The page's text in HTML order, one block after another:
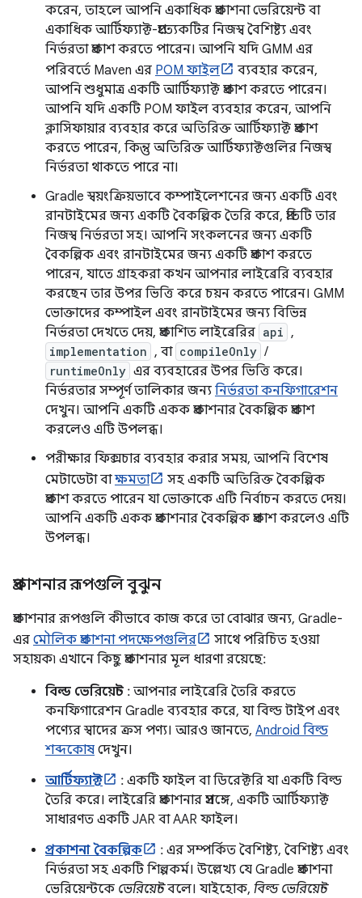
করেন, তাহলে আপনি একাধিক প্রকাশনা ভেরিয়েন্ট বা
একাধিক আর্টিফ্যাক্ট-প্রত্যেকটির নিজস্ব বৈশিষ্ট্য এবং
নির্ভরতা প্রকাশ করতে পারেন। আপনি যদি GMM এর
পরিবর্তে Maven এর POM ফাইল
ব্যবহার করেন,
আপনি শুধুমাত্র একটি আর্টিফ্যাক্ট প্রকাশ করতে পারেন।
আপনি যদি একটি POM ফাইল ব্যবহার করেন, আপনি
ক্লাসিফায়ার ব্যবহার করে অতিরিক্ত আর্টিফ্যাক্ট প্রকাশ
করতে পারেন, কিন্তু অতিরিক্ত আর্টিফ্যাক্টগুলির নিজস্ব
নির্ভরতা থাকতে পারে না।
Gradle স্বয়ংক্রিয়ভাবে কম্পাইলেশনের জন্য একটি এবং
রানটাইমের জন্য একটি বৈকল্পিক তৈরি করে, প্রতিটি তার
নিজস্ব নির্ভরতা সহ। আপনি সংকলনের জন্য একটি
বৈকল্পিক এবং রানটাইমের জন্য একটি প্রকাশ করতে
পারেন, যাতে গ্রাহকরা কখন আপনার লাইব্রেরি ব্যবহার
করছেন তার উপর ভিত্তি করে চয়ন করতে পারেন। GMM
ভোক্তাদের কম্পাইল এবং রানটাইমের জন্য বিভিন্ন
নির্ভরতা দেখতে দেয়, প্রকাশিত লাইব্রেরির api ,
implementation , বা compileOnly /
runtimeOnly এর ব্যবহারের উপর ভিত্তি করে।
নির্ভরতার সম্পূর্ণ তালিকার জন্য নির্ভরতা কনফিগারেশন
দেখুন। আপনি একটি একক প্রকাশনার বৈকল্পিক প্রকাশ
করলেও এটি উপলব্ধ।
পরীক্ষার ফিক্সচার ব্যবহার করার সময়, আপনি বিশেষ
মেটাডেটা বাক্ষমতা
সহ একটি অতিরিক্ত বৈকল্পিক
প্রকাশ করতে পারেন যা ভোক্তাকে এটি নির্বাচন করতে দেয়।
আপনি একটি একক প্রকাশনার বৈকল্পিক প্রকাশ করলেও এটি
উপলব্ধ।
প্রকাশনার রূপগুলি বুঝুন
প্রকাশনার রূপগুলি কীভাবে কাজ করে তা বোঝার জন্য, Gradle-
এর মৌলিক প্রকাশনা পদক্ষেপগুলির
সাথে পরিচিত হওয়া
সহায়ক৷ এখানে কিছু প্রকাশনার মূল ধারণা রয়েছে:
বিল্ড ভেরিয়েন্ট : আপনার লাইব্রেরি তৈরি করতে
কনফিগারেশন Gradle ব্যবহার করে, যা বিল্ড টাইপ এবং
পণ্যের স্বাদের ক্রস পণ্য। আরও জানতে, Android বিল্ড
শব্দকোষ দেখুন।
আর্টিফ্যাক্ট
: একটি ফাইল বা ডিরেক্টরি যা একটি বিল্ড
তৈরি করে। লাইব্রেরি প্রকাশনার প্রসঙ্গে, একটি আর্টিফ্যাক্ট
সাধারণত একটি JAR বা AAR ফাইল।
প্রকাশনা বৈকল্পিক
: এর সম্পর্কিত বৈশিষ্ট্য, বৈশিষ্ট্য এবং
নির্ভরতা সহ একটি শিল্পকর্ম। উল্লেখ্য যে Gradle প্রকাশনা
ভেরিয়েন্টকে ভেরিয়েন্টবলে। যাইহোক, বিল্ড ভেরিয়েন্ট